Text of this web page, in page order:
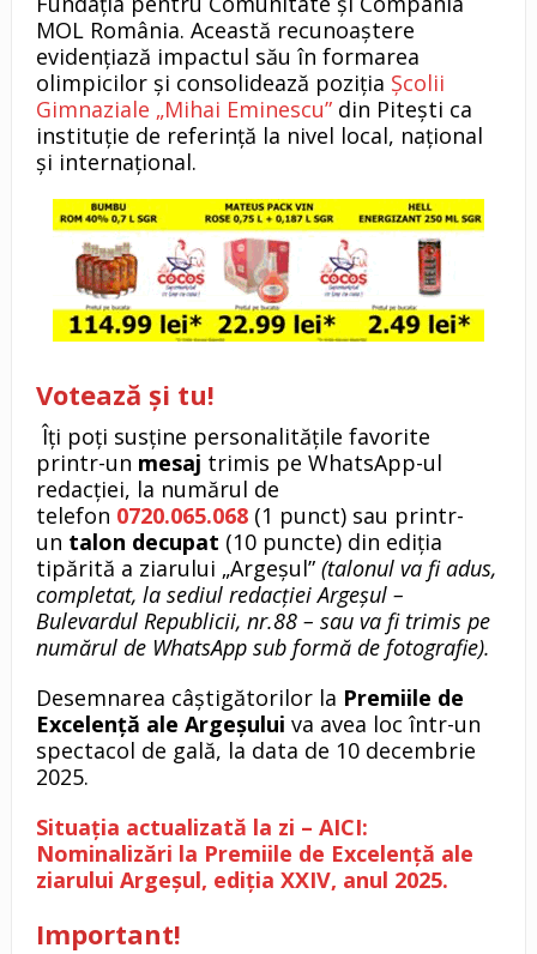
MOL România. Această recunoaștere
evidențiază impactul său în formarea
olimpicilor și consolidează poziția Școlii
Gimnaziale „Mihai Eminescu”din Pitești ca
instituție de referință la nivel local, național
și internațional.
Votează și tu!
Îți poți susține personalitățile favorite
printr-un mesaj trimis pe WhatsApp-ul
redacției, la numărul de
telefon 0720.065.068(1 punct) sau printr-
un talon decupat (10 puncte) din ediția
tipărită a ziarului „Argeșul” (talonul va fi adus,
completat, la sediul redacției Argeșul –
Bulevardul Republicii, nr.88 – sau va fi trimis pe
numărul de WhatsApp sub formă de fotografie).
Desemnarea câștigătorilor la Premiile de
Excelență ale Argeșului va avea loc într-un
spectacol de gală, la data de 10 decembrie
2025.
Situația actualizată la zi – AICI:
Nominalizări la Premiile de Excelență ale
ziarului Argeșul, ediția XXIV, anul 2025.
Important!